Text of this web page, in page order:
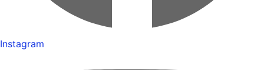
Instagram